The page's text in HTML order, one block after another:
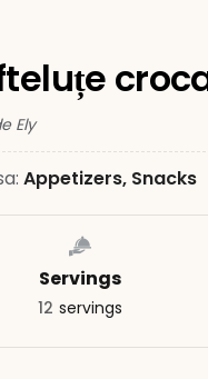
Ely
Appetizers, Snacks
Servings
12 servings